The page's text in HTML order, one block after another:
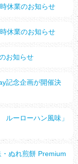
休業のお知らせ
休業のお知らせ
お知らせ
記念企画が開催決
ーローハン風味」
ぬれ煎餅 Premium